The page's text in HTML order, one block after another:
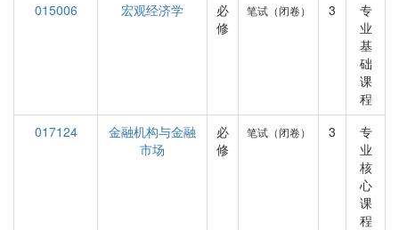
015006 宏观经济学
必
修
笔试（闭卷） 3
专
业
基
础
课
程
017124
金融机构与金融
市场
必
修
笔试（闭卷） 3
专
业
核
心
课
程